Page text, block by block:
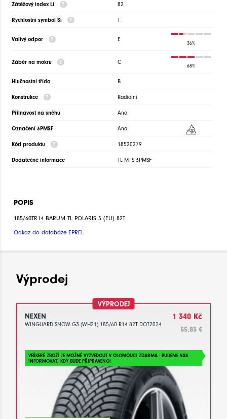
Zátěžový index Li 82
Rychlostní symbol Si T
Valivý odpor E
36%
Záběr na mokru C
68%
Hlučnostní třída B
Konstrukce Radiální
Přilnavost na sněhu Ano
Označení 3PMSF Ano
Kód produktu 18520279
Dodatečné informace TL M+S 3PMSF
POPIS
185/60TR14 BARUM TL POLARIS 5 (EU) 82T
Odkaz do databáze EPREL
Výprodej
VÝPRODEJ
NEXEN
WINGUARD SNOW G3 (WH21) 185/60 R14 82T DOT2024
1 340 Kč
55.83 €
VEŠKERÉ ZBOŽÍ JE MOŽNÉ VYZVEDOUT V OLOMOUCI ZDARMA - BUDEME VÁS
INFORMOVAT, KDY BUDE PŘIPRAVENO!